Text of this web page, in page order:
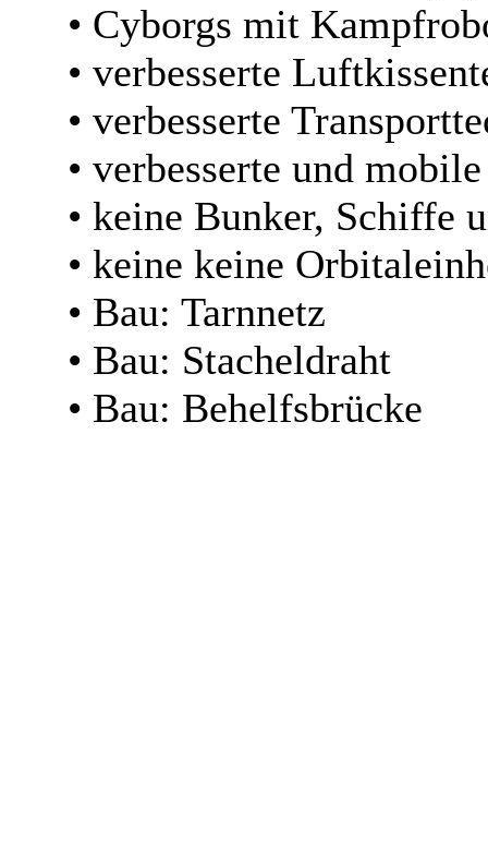
• Cyborgs mit
• verbesserte
• verbesserte
• verbesserte und
• keine Bunker, Schiffe
• keine keine
• Bau: Tarnnetz
• Bau: Stacheldraht
• Bau: Behelfsbrücke